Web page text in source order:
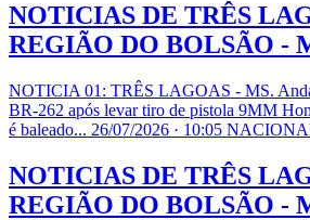
NOTICIAS DE TRÊS
REGIÃO DO BOLSÃO -
NOTICIA 01: TRÊS LAGOAS - MS.
BR-262 após levar tiro de pistola 9MM
é baleado... 26/07/2026 · 10:05
NOTICIAS DE TRÊS
REGIÃO DO BOLSÃO -